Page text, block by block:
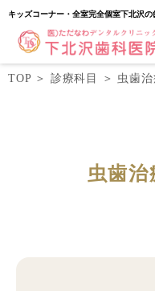
キッズコーナー・全室完全個室下北沢
TOP＞ 診療科目 ＞ 虫歯
虫歯